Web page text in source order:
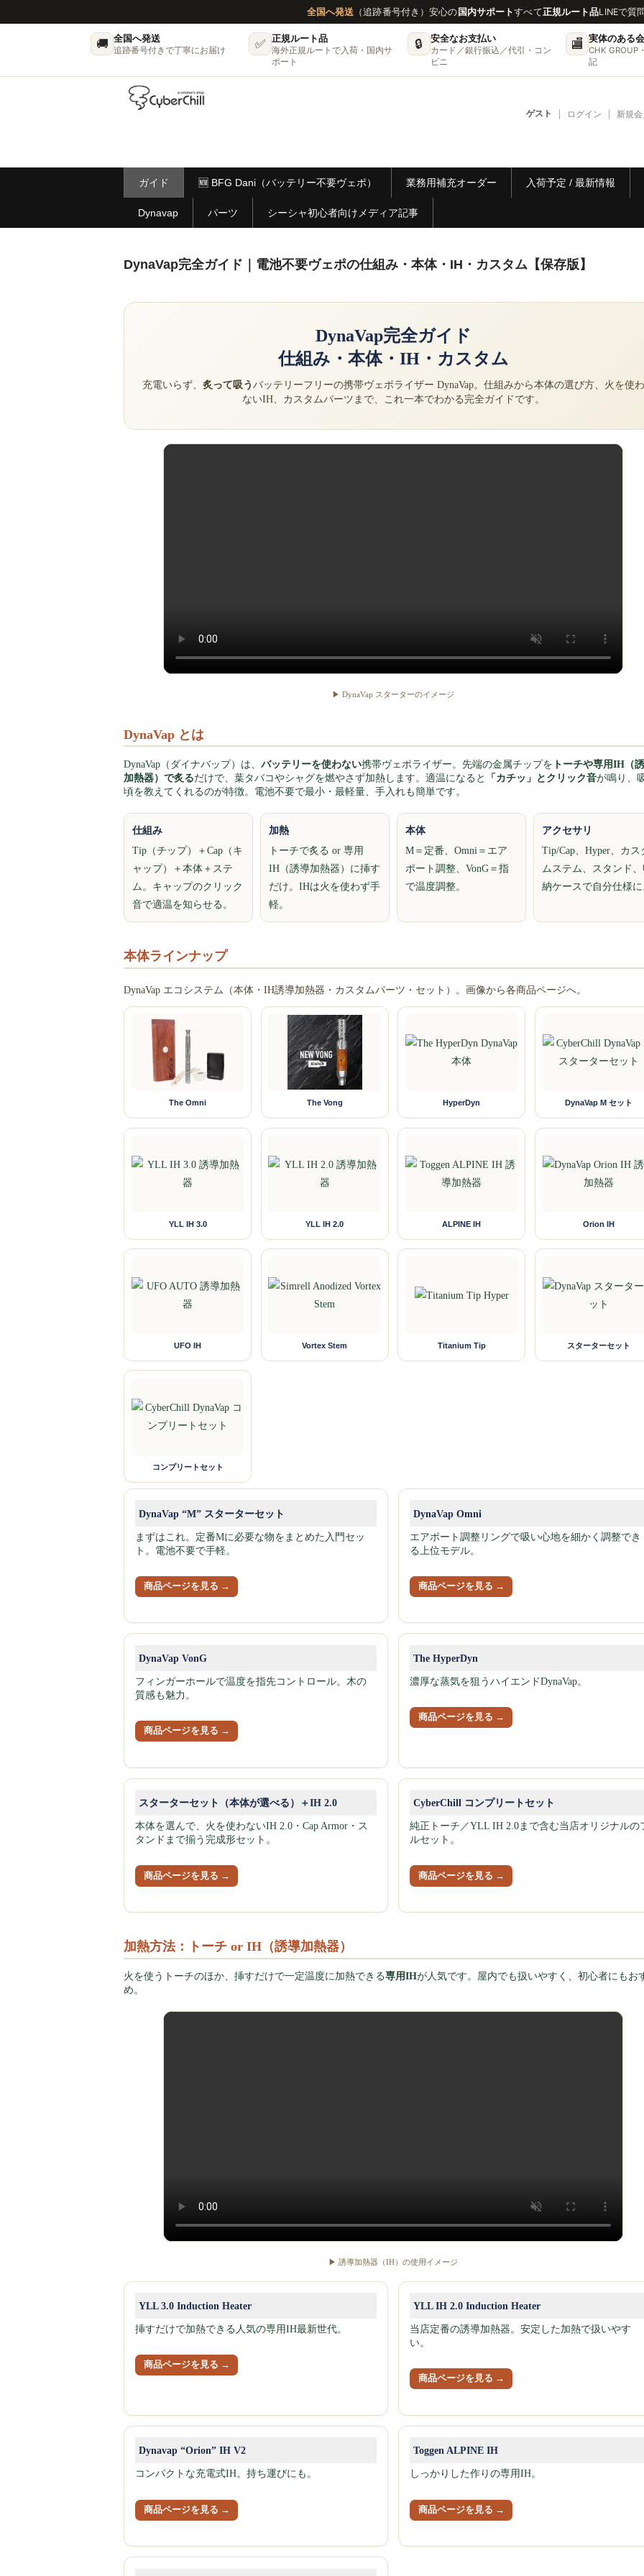
全国へ発送 （追跡番号付き）安心の 国内サポートすべて正規ルート品LINEで質
🚚 全国へ発送
追跡番号付きで丁寧にお届け ✅ 正規ルート品
海外正規ルートで入荷・国内サ
ポート
🔒 安全なお支払い
カード／銀行振込／代引・コン
ビニ
🏬 実体のある
CHK GROUP
記
ゲスト ログイン 新規
ガイド 🆕 BFG Dani（バッテリー不要ヴェポ） 業務用補充オーダー 入荷予定 / 最新情報
Dynavap パーツ シーシャ初心者向けメディア記事
DynaVap完全ガイド｜電池不要ヴェポの仕組み・本体・IH・カスタム【保存版】
DynaVap完全ガイド
仕組み・本体・IH・カスタム
充電いらず、 炙って吸うバッテリーフリーの携帯ヴェポライザー DynaVap。仕組みから本体の選び方、火を使わ
ないIH、カスタムパーツまで、これ一本でわかる完全ガイドです。
▶ DynaVap スターターのイメージ
DynaVap とは
DynaVap（ダイナバップ）は、 バッテリーを使わない携帯ヴェポライザー。先端の金属チップを トーチや専用IH（
加熱器）で炙るだけで、葉タバコやシャグを燃やさず加熱します。適温になると 「カチッ」とクリック音が鳴り、
頃を教えてくれるのが特徴。電池不要で最小・最軽量、手入れも簡単です。
仕組み
Tip（チップ）＋Cap（キ
ャップ）＋本体＋ステ
ム。キャップのクリック
音で適温を知らせる。
加熱
トーチで炙る or 専用
IH（誘導加熱器）に挿す
だけ。IHは火を使わず手
軽。
本体
M＝定番、Omni＝エア
ポート調整、VonG＝指
で温度調整。
アクセサリ
Tip/Cap、Hyper、カス
ムステム、スタンド
納ケースで自分仕様
本体ラインナップ
DynaVap エコシステム（本体・IH誘導加熱器・カスタムパーツ・セット）。画像から各商品ページへ。
The Omni The Vong HyperDyn DynaVap M セット
YLL IH 3.0 YLL IH 2.0 ALPINE IH Orion IH
UFO IH Vortex Stem Titanium Tip スターターセット
コンプリートセット
DynaVap “M” スターターセット
まずはこれ。定番Mに必要な物をまとめた入門セッ
ト。電池不要で手軽。
商品ページを見る →
DynaVap Omni
エアポート調整リングで吸い心地を細かく調整でき
る上位モデル。
商品ページを見る →
DynaVap VonG
フィンガーホールで温度を指先コントロール。木の
質感も魅力。
商品ページを見る →
The HyperDyn
濃厚な蒸気を狙うハイエンドDynaVap。
商品ページを見る →
スターターセット（本体が選べる）＋IH 2.0
本体を選んで、火を使わないIH 2.0・Cap Armor・ス
タンドまで揃う完成形セット。
商品ページを見る →
CyberChill コンプリートセット
純正トーチ／YLL IH 2.0まで含む当店オリジナルの
ルセット。
商品ページを見る →
加熱方法：トーチ or IH（誘導加熱器）
火を使うトーチのほか、挿すだけで一定温度に加熱できる専用IHが人気です。屋内でも扱いやすく、初心者にもお
め。
▶ 誘導加熱器（IH）の使用イメージ
YLL 3.0 Induction Heater
挿すだけで加熱できる人気の専用IH最新世代。
商品ページを見る →
YLL IH 2.0 Induction Heater
当店定番の誘導加熱器。安定した加熱で扱いやす
い。
商品ページを見る →
Dynavap “Orion” IH V2
コンパクトな充電式IH。持ち運びにも。
商品ページを見る →
Toggen ALPINE IH
しっかりした作りの専用IH。
商品ページを見る →